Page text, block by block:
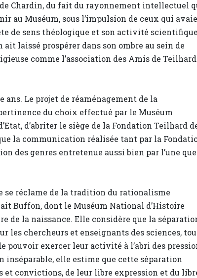
de Chardin, du fait du rayonnement intellectuel
au Muséum, sous l’impulsion de ceux qui
de sens théologique et son activité scientifique
laissé prospérer dans son ombre au sein de
comme l’association des Amis de Teilhard
Le projet de réaménagement de la
du choix effectué par le Muséum
d’abriter le siège de la Fondation Teilhard
la communication réalisée tant par la
des genres entretenue aussi bien par l’une que
se réclame de la tradition du rationalisme
Buffon, dont le Muséum National d’Histoire
de la naissance. Elle considère que la
les chercheurs et enseignants des sciences,
pouvoir exercer leur activité à l’abri des
inséparable, elle estime que cette séparation
convictions, de leur libre expression et du